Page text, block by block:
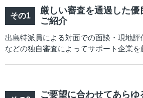
厳しい審査を通過した優
ご紹介
出島特派員による対面での面談・現地
などの独自審査によってサポート企業を
ご要望に合わせてあら